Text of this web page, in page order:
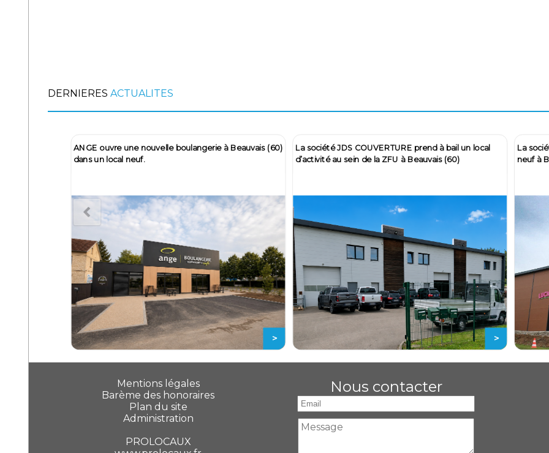
DERNIERESACTUALITES
La société JDS COUVERTURE prend à bail un local
d’activité au sein de la ZFU à Beauvais (60)
>
La société LUCKY GREEN s'installe dans un bâtiment
neuf à BOURG ACHARD (27)
>
KRVACAMP du
bureaux à
Mentions légales
Barème des honoraires
Plan du site
Administration
PROLOCAUX
Nous contacter